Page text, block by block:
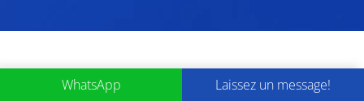
WhatsApp Laissez un message!